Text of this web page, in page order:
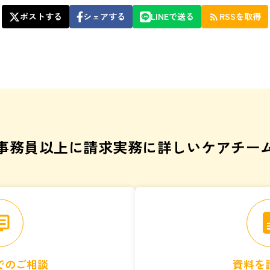
ポストする シェアする LINEで送る rss_feed RSSを取得
務員以上に請求実務に詳しいケアチー
のご相談 資料を